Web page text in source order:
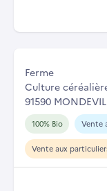
Ferme
Culture
91590
100% Bio Vente
Vente aux